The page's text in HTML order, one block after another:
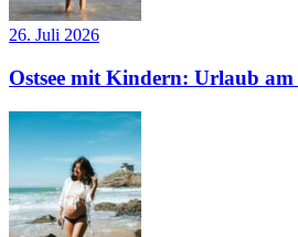
26. Juli 2026
Ostsee mit Kindern: Urlaub am